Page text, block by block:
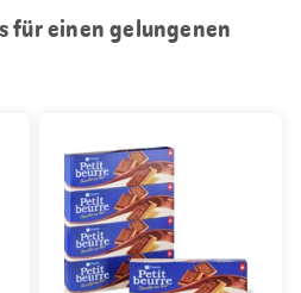
für einen gelungenen